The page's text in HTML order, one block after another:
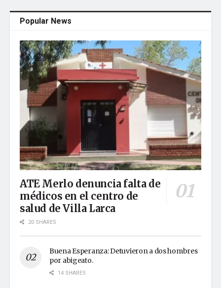
Popular News
ATE Merlo denuncia falta de
médicos en el centro de
salud de Villa Larca
20 SHARES
Buena Esperanza: Detuvieron a dos hombres
por abigeato.
14 SHARES